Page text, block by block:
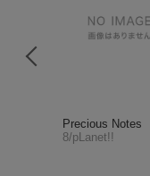
Precious Notes
8/pLanet!!